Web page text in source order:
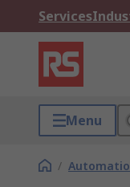
Services
Menu
/